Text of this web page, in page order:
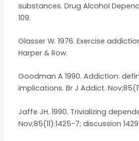
substances. Drug Alcohol
109.
Glasser W. 1976. Exercise
Harper & Row.
Goodman A 1990. Addiction:
implications. Br J Addict.
Jaffe JH. 1990. Trivializing
Nov;85(11):1425-7; discussion